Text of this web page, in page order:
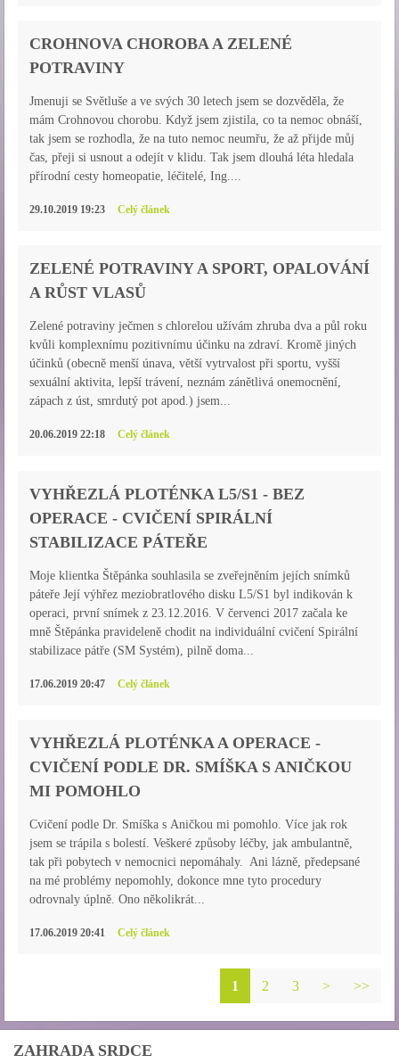
CROHNOVA CHOROBA A ZELENÉ
POTRAVINY
Jmenuji se Světluše a ve svých 30 letech jsem se dozvěděla, že
mám Crohnovou chorobu. Když jsem zjistila, co ta nemoc obnáší,
tak jsem se rozhodla, že na tuto nemoc neumřu, že až přijde můj
čas, přeji si usnout a odejít v klidu. Tak jsem dlouhá léta hledala
přírodní cesty homeopatie, léčitelé, Ing....
29.10.2019 19:23 Celý článek
ZELENÉ POTRAVINY A SPORT, OPALOVÁNÍ
A RŮST VLASŮ
Zelené potraviny ječmen s chlorelou užívám zhruba dva a půl roku
kvůli komplexnímu pozitivnímu účinku na zdraví. Kromě jiných
účinků (obecně menší únava, větší vytrvalost při sportu, vyšší
sexuální aktivita, lepší trávení, neznám zánětlivá onemocnění,
zápach z úst, smrdutý pot apod.) jsem...
20.06.2019 22:18 Celý článek
VYHŘEZLÁ PLOTÉNKA L5/S1 - BEZ
OPERACE - CVIČENÍ SPIRÁLNÍ
STABILIZACE PÁTEŘE
Moje klientka Štěpánka souhlasila se zveřejněním jejích snímků
páteře Její výhřez meziobratlového disku L5/S1 byl indikován k
operaci, první snímek z 23.12.2016. V červenci 2017 začala ke
mně Štěpánka pravideleně chodit na individuální cvičení Spirální
stabilizace pátře (SM Systém), pilně doma...
17.06.2019 20:47 Celý článek
VYHŘEZLÁ PLOTÉNKA A OPERACE -
CVIČENÍ PODLE DR. SMÍŠKA S ANIČKOU
MI POMOHLO
Cvičení podle Dr. Smíška s Aničkou mi pomohlo. Více jak rok
jsem se trápila s bolestí. Veškeré způsoby léčby, jak ambulantně,
tak při pobytech v nemocnici nepomáhaly. Ani lázně, předepsané
na mé problémy nepomohly, dokonce mne tyto procedury
odrovnaly úplně. Ono několikrát...
17.06.2019 20:41 Celý článek
1 2 3 > >>
ZAHRADA SRDCE